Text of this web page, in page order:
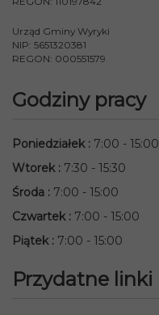
Urząd Gminy Wyryki
NIP: 5651320381
REGON: 000551579
Godziny pracy
Poniedziałek: 7:00 - 15:00
Wtorek: 7:30 - 15:30
Środa : 7:00 - 15:00
Czwartek: 7:00 - 15:00
Piątek: 7:00 - 15:00
Przydatne linki